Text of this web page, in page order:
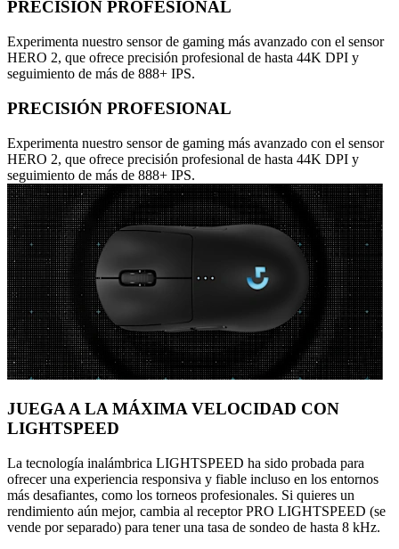
PRECISIÓN PROFESIONAL
Experimenta nuestro sensor de gaming más avanzado con el sensor
HERO 2, que ofrece precisión profesional de hasta 44K DPI y
seguimiento de más de 888+ IPS.
PRECISIÓN PROFESIONAL
Experimenta nuestro sensor de gaming más avanzado con el sensor
HERO 2, que ofrece precisión profesional de hasta 44K DPI y
seguimiento de más de 888+ IPS.
JUEGA A LA MÁXIMA VELOCIDAD CON
LIGHTSPEED
La tecnología inalámbrica LIGHTSPEED ha sido probada para
ofrecer una experiencia responsiva y fiable incluso en los entornos
más desafiantes, como los torneos profesionales. Si quieres un
rendimiento aún mejor, cambia al receptor PRO LIGHTSPEED (se
vende por separado) para tener una tasa de sondeo de hasta 8 kHz.